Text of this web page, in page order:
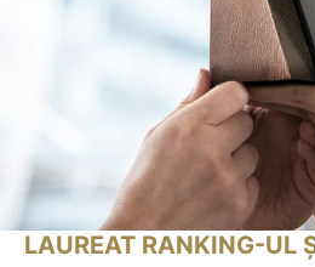
LAUREAT RANKING-UL